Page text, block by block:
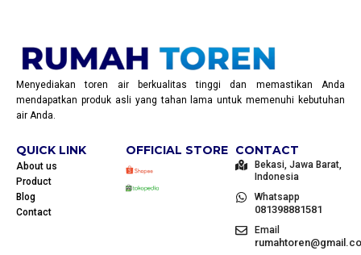
Menyediakan toren air berkualitas tinggi dan memastikan Anda
mendapatkan produk asli yang tahan lama untuk memenuhi kebutuhan
air Anda.
QUICK LINK
About us
Product
Blog
Contact
OFFICIAL STORE CONTACT
Bekasi, Jawa Barat,
Indonesia
Whatsapp
081398881581
Email